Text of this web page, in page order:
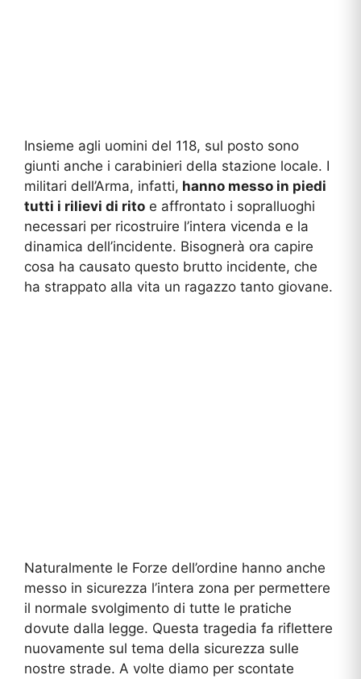
Insieme agli uomini del 118, sul posto sono
giunti anche i carabinieri della stazione locale. I
militari dell’Arma, infatti, hanno messo in piedi
tutti i rilievi di rito e affrontato i sopralluoghi
necessari per ricostruire l’intera vicenda e la
dinamica dell’incidente. Bisognerà ora capire
cosa ha causato questo brutto incidente, che
ha strappato alla vita un ragazzo tanto giovane.
Naturalmente le Forze dell’ordine hanno anche
messo in sicurezza l’intera zona per permettere
il normale svolgimento di tutte le pratiche
dovute dalla legge. Questa tragedia fa riflettere
nuovamente sul tema della sicurezza sulle
nostre strade. A volte diamo per scontate